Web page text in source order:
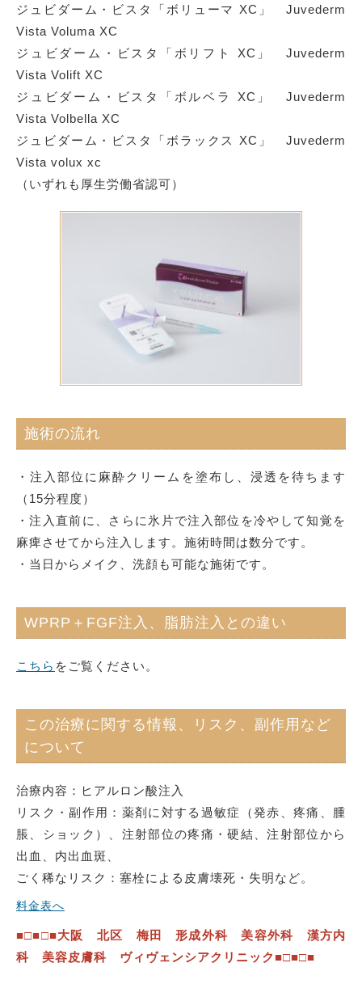
ジュビダーム・ビスタ「ボリューマ XC」 Juvederm
Vista Voluma XC
ジュビダーム・ビスタ「ボリフト XC」 Juvederm
Vista Volift XC
ジュビダーム・ビスタ「ボルベラ XC」 Juvederm
Vista Volbella XC
ジュビダーム・ビスタ「ボラックス XC」 Juvederm
Vista volux xc
（いずれも厚生労働省認可）
施術の流れ
・注入部位に麻酔クリームを塗布し、浸透を待ちます
（15分程度）
・注入直前に、さらに氷片で注入部位を冷やして知覚を
麻痺させてから注入します。施術時間は数分です。
・当日からメイク、洗顔も可能な施術です。
WPRP＋FGF注入、脂肪注入との違い
こちら をご覧ください。
この治療に関する情報、リスク、副作用など
について
治療内容：ヒアルロン酸注入
リスク・副作用：薬剤に対する過敏症（発赤、疼痛、腫
脹、ショック）、注射部位の疼痛・硬結、注射部位から
出血、内出血斑、
ごく稀なリスク：塞栓による皮膚壊死・失明など。
料金表へ
■□■□■大阪 北区 梅田 形成外科 美容外科 漢方内
科 美容皮膚科 ヴィヴェンシアクリニック■□■□■